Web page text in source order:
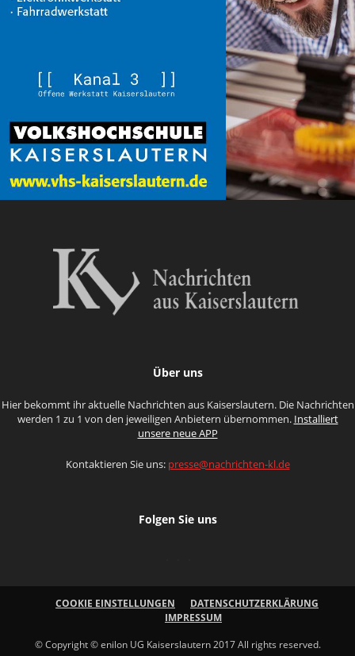
Über uns
Hier bekommt ihr aktuelle Nachrichten aus Kaiserslautern. Die Nachrichten
werden 1 zu 1 von den jeweiligen Anbietern übernommen. Installiert
unsere neue APP
Kontaktieren Sie uns: presse@nachrichten-kl.de
Folgen Sie uns
COOKIE EINSTELLUNGEN
DATENSCHUTZERKLÄRUNG
IMPRESSUM
© Copyright © enilon UG Kaiserslautern 2017 All rights reserved.